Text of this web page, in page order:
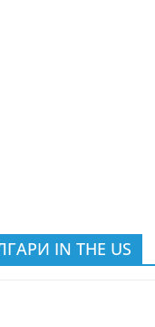
IN THE US